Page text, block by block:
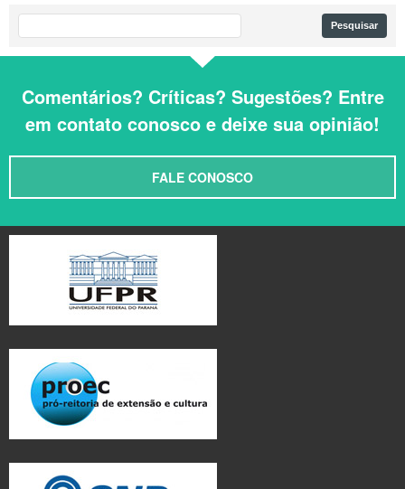
Comentários? Críticas? Sugestões? Entre
em contato conosco e deixe sua opinião!
FALE CONOSCO